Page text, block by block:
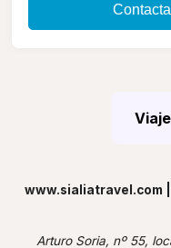
Viaje
www.sialiatravel.com
Arturo Soria, nº 55,